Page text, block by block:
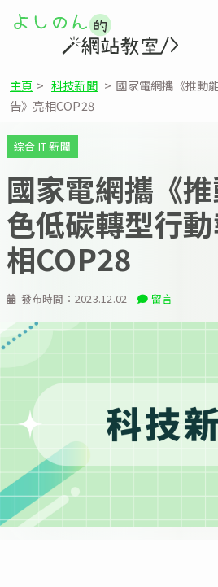
主頁 > 科技新聞 > 國家電網攜《推動
告》亮相COP28
發布時間： 2023.12.02 留言
綜合 IT 新聞
國家電網攜《
色低碳轉型行
相COP28